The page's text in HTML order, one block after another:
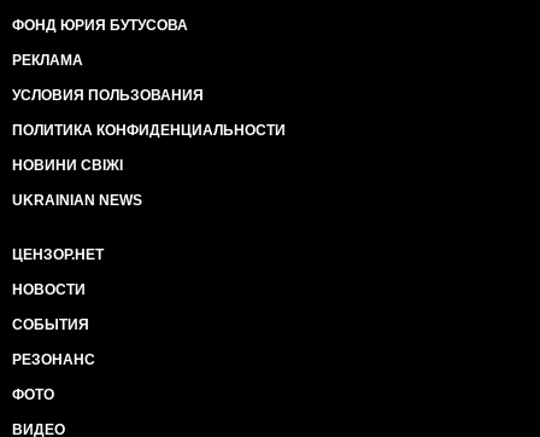
ФОНД ЮРИЯ БУТУСОВА
РЕКЛАМА
УСЛОВИЯ ПОЛЬЗОВАНИЯ
ПОЛИТИКА КОНФИДЕНЦИАЛЬНОСТИ
НОВИНИ СВІЖІ
UKRAINIAN NEWS
ЦЕНЗОР.НЕТ
НОВОСТИ
СОБЫТИЯ
РЕЗОНАНС
ФОТО
ВИДЕО